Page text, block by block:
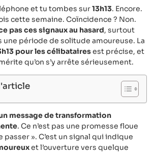
et tu tombes sur13h13. Encore.
cette semaine. Coïncidence ? Non.
pas ces signaux au hasard, surtout
une période de solitude amoureuse. La
pour les célibatairesest précise, et
qu’on s’y arrête sérieusement.
message de transformation
. Ce n’est pas une promesse floue
passer ». C’est un signal qui indique
et l’ouverture vers quelque